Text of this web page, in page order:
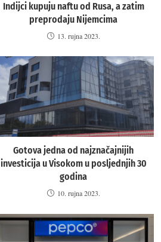
Indijci kupuju naftu od Rusa, a zatim
preprodaju Nijemcima
13. rujna 2023.
Gotova jedna od najznačajnijih
investicija u Visokom u posljednjih 30
godina
10. rujna 2023.